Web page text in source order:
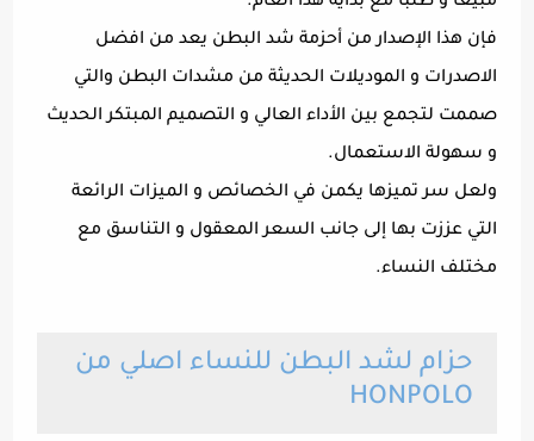
فإن هذا الإصدار من أحزمة شد البطن يعد من افضل
الاصدرات و الموديلات الحديثة من مشدات البطن والتي
صممت لتجمع بين الأداء العالي و التصميم المبتكر الحديث
و سهولة الاستعمال.
ولعل سر تميزها يكمن في الخصائص و الميزات الرائعة
التي عززت بها إلى جانب السعر المعقول و التناسق مع
مختلف النساء.
حزام لشد البطن للنساء اصلي من
HONPOLO